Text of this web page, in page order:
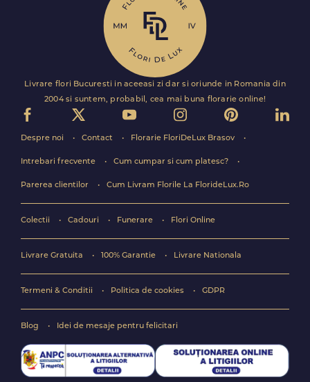
Livrare flori Bucuresti in aceeasi zi dar si oriunde in Romania din
2004 si suntem, probabil, cea mai buna florarie online!
Despre noi Contact Florarie FloriDeLux Brasov
Intrebari frecvente Cum cumpar si cum platesc?
Parerea clientilor Cum Livram Florile La FlorideLux.Ro
Colectii Cadouri Funerare Flori Online
Livrare Gratuita 100% Garantie Livrare Nationala
Termeni & Conditii Politica de cookies GDPR
Blog Idei de mesaje pentru felicitari